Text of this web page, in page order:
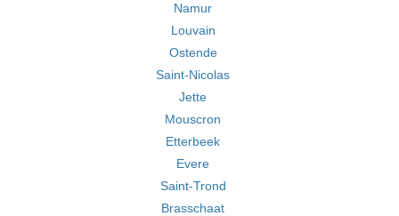
Namur
Louvain
Ostende
Saint-Nicolas
Jette
Mouscron
Etterbeek
Evere
Saint-Trond
Brasschaat